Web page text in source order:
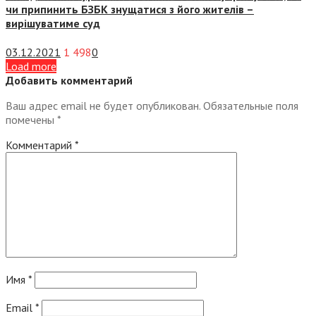
чи припинить БЗБК знущатися з його жителів –
вирішуватиме суд
03.12.2021 1 4980
Load more
Добавить комментарий
Ваш адрес email не будет опубликован. Обязательные поля
помечены *
Комментарий *
Имя *
Email *